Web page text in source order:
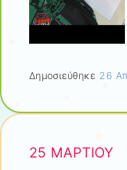
Δημοσιεύθηκε 26
25 ΜΑΡΤΙΟΥ